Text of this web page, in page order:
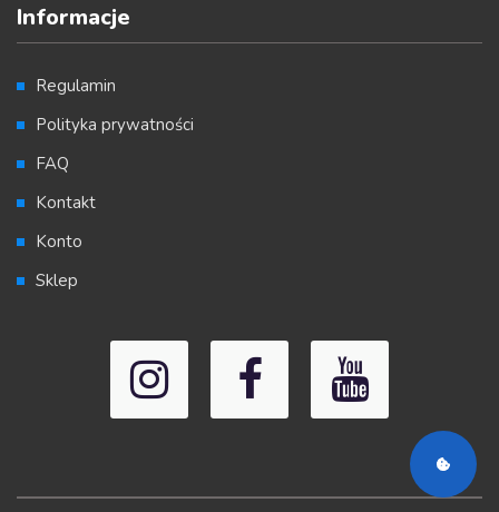
Informacje
Regulamin
Polityka prywatności
FAQ
Kontakt
Konto
Sklep